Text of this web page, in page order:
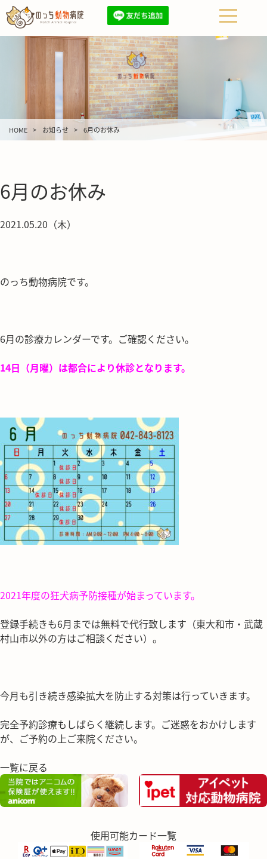
HOME お知らせ 6月のお休み
6月のお休み
2021.05.20（木）
のっち動物病院です。
6月の診療カレンダーです。ご確認ください。
14日（月曜）は都合により休診となります。
2021年度の狂犬病予防接種が始まっています。
登録手続きも6月までは無料で代行致します（東大和市・武蔵
村山市以外の方はご相談ください）。
今月も引き続き感染拡大を防止する対策は行っていきます。
完全予約診療もしばらく継続します。ご迷惑をおかけします
が、ご予約の上ご来院ください。
一覧に戻る
使用可能カード一覧